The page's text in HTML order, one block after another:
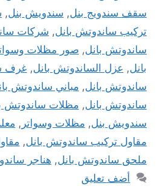
سقف سندويج بنل, سندويش بنل,
تركيب ساندوتش بانل, شركات
ساندوتش بانل, صور مظلات
بانل, عزل الساندوتش بانل, غرف
ساندوتش بانل, مباني ساندوتش
ساندوتش بانل, مظلات ساندوتش
سندويش بنل, مظلات وسواتر ,
مقاول تركيب ساندوتش بانل,
ملحق ساندوتش بانل, هناجر
أضف تعليق